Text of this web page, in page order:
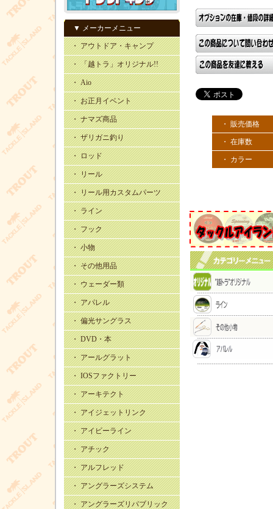
▼ メーカーメニュー
・ アウトドア・キャンプ
・ 「越トラ」オリジナル!!
・ Aio
・ お正月イベント
・ ナマズ商品
・ ザリガニ釣り
・ ロッド
・ リール
・ リール用カスタムパーツ
・ ライン
・ フック
・ 小物
・ その他用品
・ ウェーダー類
・ アパレル
・ 偏光サングラス
・ DVD・本
・ アールグラット
・ IOSファクトリー
・ アーキテクト
・ アイジェットリンク
・ アイビーライン
・ アチック
・ アルフレッド
・ アングラーズシステム
・ アングラーズリパブリック
・ 販売価格
・ 在庫数
・ カラー